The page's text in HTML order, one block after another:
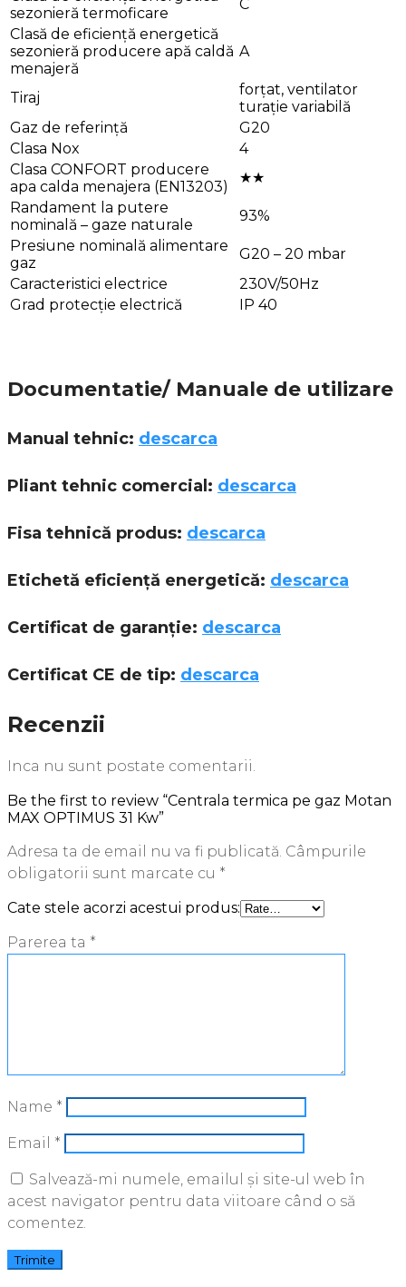
sezonieră termoficare
C
Clasă de eficiență energetică
sezonieră producere apă caldă
menajeră
A
Tiraj
forțat, ventilator
turație variabilă
Gaz de referință
G20
Clasa Nox
4
Clasa CONFORT producere
apa calda menajera (EN13203)
★★
Randament la putere
nominală – gaze naturale
93%
Presiune nominală alimentare
gaz
G20 – 20 mbar
Caracteristici electrice
230V/50Hz
Grad protecție electrică
IP 40
Documentatie/ Manuale de utilizare
Manual tehnic: descarca
Pliant tehnic comercial: descarca
Fisa tehnică produs: descarca
Etichetă eficiență energetică: descarca
Certificat de garanție: descarca
Certificat CE de tip: descarca
Recenzii
Inca nu sunt postate comentarii.
Be the first to review “Centrala termica pe gaz Motan
MAX OPTIMUS 31 Kw”
Adresa ta de email nu va fi publicată. Câmpurile
obligatorii sunt marcate cu *
Cate stele acorzi acestui produs:
Parerea ta *
Name *
Email *
Salvează-mi numele, emailul și site-ul web în
acest navigator pentru data viitoare când o să
comentez.